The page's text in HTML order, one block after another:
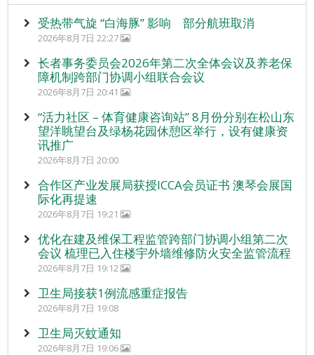
受热带气旋 “白海豚” 影响 部分航班取消
2026年8月7日 22:27
长者事务委员会2026年第二次全体会议及养老保
障机制跨部门协调小组联合会议
2026年8月7日 20:41
“活力社区 – 体育健康咨询站” 8月份分别在松山东
望洋眺望台及绿杨花园休憩区举行，设有健康资
讯推广
2026年8月7日 20:00
合作区产业发展局获授ICCA会员证书 澳琴会展国
际化再提速
2026年8月7日 19:21
优化在建及维保工程监管跨部门协调小组第二次
会议 梳理已入住楼宇外墙维修防火安全监管流程
2026年8月7日 19:12
卫生局接获1例流感重症报告
2026年8月7日 19:08
卫生局灭蚊通知
2026年8月7日 19:06